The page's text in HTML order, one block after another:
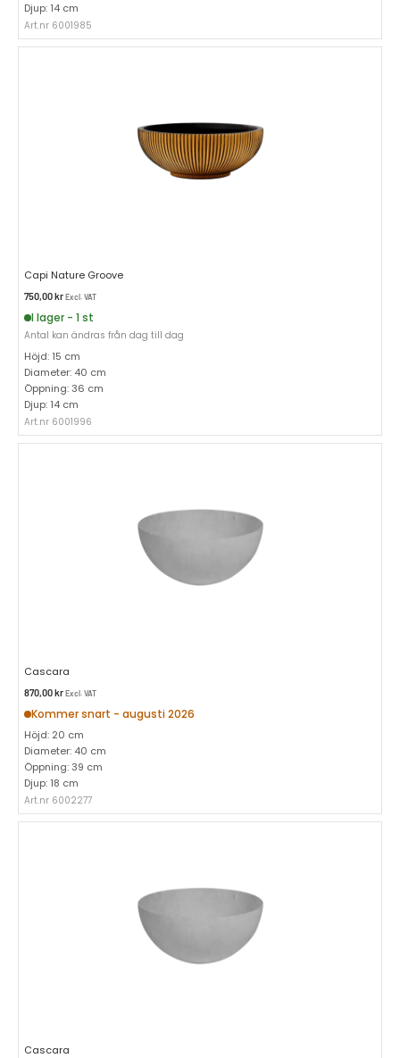
Djup: 14 cm
Art.nr 6001985
Capi Nature Groove
750,00krExcl. VAT
I lager - 1 st
Antal kan ändras från dag till dag
Höjd: 15 cm
Diameter: 40 cm
Öppning: 36 cm
Djup: 14 cm
Art.nr 6001996
Cascara
870,00krExcl. VAT
Kommer snart - augusti 2026
Höjd: 20 cm
Diameter: 40 cm
Öppning: 39 cm
Djup: 18 cm
Art.nr 6002277
Cascara